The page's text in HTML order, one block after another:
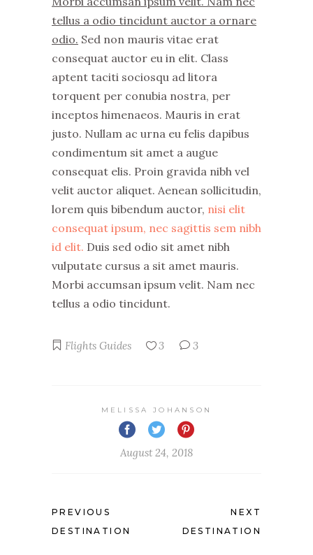
tellus a odio tincidunt auctor a ornare
odio. Sed non mauris vitae erat
consequat auctor eu in elit. Class
aptent taciti sociosqu ad litora
torquent per conubia nostra, per
inceptos himenaeos. Mauris in erat
justo. Nullam ac urna eu felis dapibus
condimentum sit amet a augue
consequat elis. Proin gravida nibh vel
velit auctor aliquet. Aenean sollicitudin,
lorem quis bibendum auctor, nisi elit
consequat ipsum, nec sagittis sem nibh
id elit. Duis sed odio sit amet nibh
vulputate cursus a sit amet mauris.
Morbi accumsan ipsum velit. Nam nec
tellus a odio tincidunt.
Flights Guides 3 3
MELISSA JOHANSON
August 24, 2018
PREVIOUS
DESTINATION
NEXT
DESTINATION